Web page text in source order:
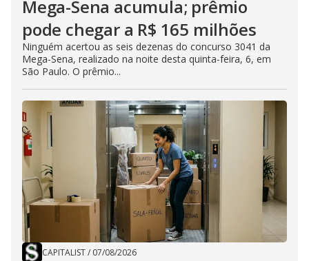
Mega-Sena acumula; prêmio
pode chegar a R$ 165 milhões
Ninguém acertou as seis dezenas do concurso 3041 da
Mega-Sena, realizado na noite desta quinta-feira, 6, em
São Paulo. O prêmio...
CAPITALIST/ 07/08/2026